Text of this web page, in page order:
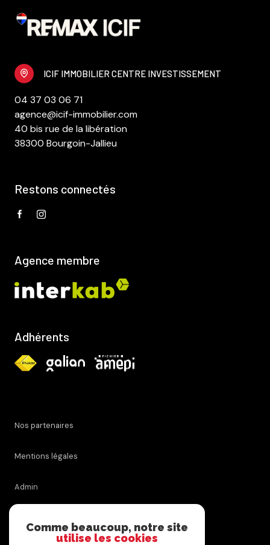
ICIF IMMOBILIER CENTRE INVESTISSEMENT
04 37 03 06 71
agence@icif-immobilier.com
40 bis rue de la libération
38300 Bourgoin-Jallieu
Restons connectés
Agence membre
Adhérents
Nos partenaires
Mentions légales
Admin
Comme beaucoup, notre site
utilise les cookies